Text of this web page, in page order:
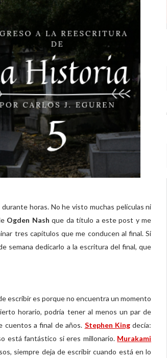
horas. No he visto muchas películas ni
Ogden Nash que da título a este post y me
tres capítulos que me conducen al final. Si
semana dedicarlo a la escritura del final, que
escribir es porque no encuentra un momento
horario, podría tener al menos un par de
cuentos a final de años. Stephen King decía:
está fantástico si eres millonario. Murakami
siempre deja de escribir cuando está en lo